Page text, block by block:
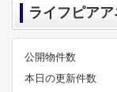
ライフピア
公開物件数
本日の更新件数